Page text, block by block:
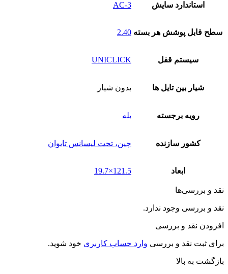
استاندارد سایش AC-3
سطح قابل پوشش هر بسته 2.40
سیستم قفل UNICLICK
شیار بین تایل ها بدون شیار
رویه برجسته بله
کشور سازنده چین، تحت لیسانس تایوان
ابعاد 121.5×19.7
نقد و بررسی‌ها
نقد و بررسی وجود ندارد.
افزودن نقد و بررسی
برای ثبت نقد و بررسی وارد حساب کاربری خود شوید.
بازگشت به بالا